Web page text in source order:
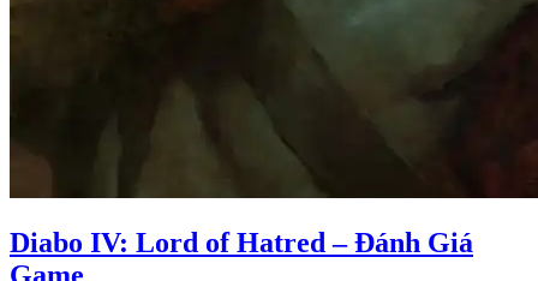
Diabo IV: Lord of Hatred – Đánh Giá
Game